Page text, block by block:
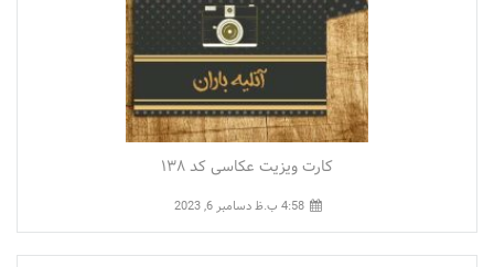
کارت ویزیت عکاسی کد ۱۳۸
4:58 ب.ظ دسامبر 6, 2023